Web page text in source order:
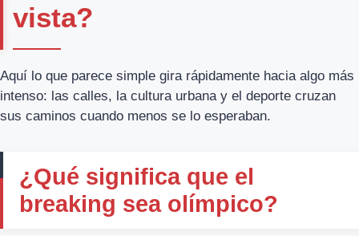
vista?
Aquí lo que parece simple gira rápidamente hacia algo más
intenso: las calles, la cultura urbana y el deporte cruzan
sus caminos cuando menos se lo esperaban.
¿Qué significa que el
breaking sea olímpico?